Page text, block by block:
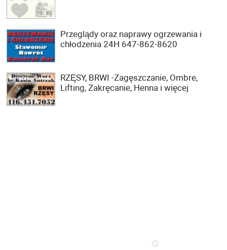
Przeglądy oraz naprawy ogrzewania i
chłodzenia 24H 647-862-8620
RZĘSY, BRWI -Zagęszczanie, Ombre,
Lifting, Zakręcanie, Henna i więcej